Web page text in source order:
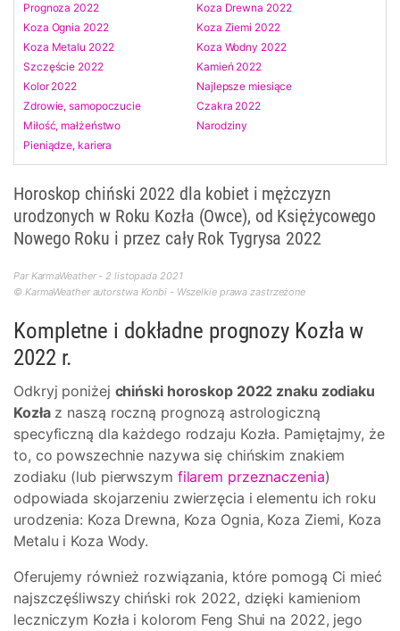
Prognoza 2022
Koza Drewna 2022
Koza Ognia 2022
Koza Ziemi 2022
Koza Metalu 2022
Koza Wodny 2022
Szczęście 2022
Kamień 2022
Kolor 2022
Najlepsze miesiące
Zdrowie, samopoczucie
Czakra 2022
Miłość, małżeństwo
Narodziny
Pieniądze, kariera
Horoskop chiński 2022 dla kobiet i mężczyzn
urodzonych w Roku Kozła (Owce), od Księżycowego
Nowego Roku i przez cały Rok Tygrysa 2022
Par KarmaWeather - 2 listopada 2021
© KarmaWeather autorstwa Konbi - Wszelkie prawa zastrzeżone
Kompletne i dokładne prognozy Kozła w
2022 r.
Odkryj poniżej chiński horoskop 2022 znaku zodiaku
Kozłaz naszą roczną prognozą astrologiczną
specyficzną dla każdego rodzaju Kozła. Pamiętajmy, że
to, co powszechnie nazywa się chińskim znakiem
zodiaku (lub pierwszym filarem przeznaczenia)
odpowiada skojarzeniu zwierzęcia i elementu ich roku
urodzenia: Koza Drewna, Koza Ognia, Koza Ziemi, Koza
Metalu i Koza Wody.
Oferujemy również rozwiązania, które pomogą Ci mieć
najszczęśliwszy chiński rok 2022, dzięki kamieniom
leczniczym Kozła i kolorom Feng Shui na 2022, jego